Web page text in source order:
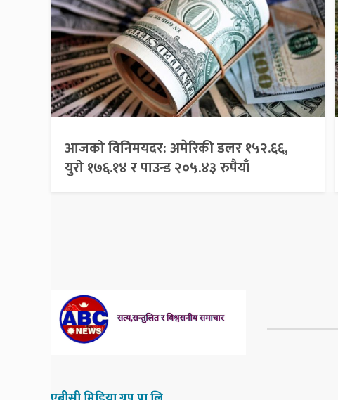
आजको विनिमयदर: अमेरिकी डलर १५२.६६,
युरो १७६.१४ र पाउन्ड २०५.४३ रुपैयाँ